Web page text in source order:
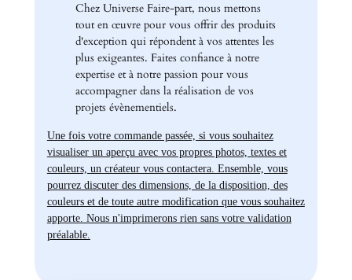
Chez Universe Faire-part, nous mettons
tout en œuvre pour vous offrir des produits
d'exception qui répondent à vos attentes les
plus exigeantes. Faites confiance à notre
expertise et à notre passion pour vous
accompagner dans la réalisation de vos
projets évènementiels.
Une fois votre commande passée, si vous souhaitez
visualiser un aperçu avec vos propres photos, textes et
couleurs, un créateur vous contactera. Ensemble, vous
pourrez discuter des dimensions, de la disposition, des
couleurs et de toute autre modification que vous souhaitez
apporte. Nous n'imprimerons rien sans votre validation
préalable.